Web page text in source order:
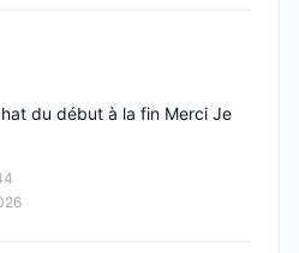
du début à la fin Merci Je